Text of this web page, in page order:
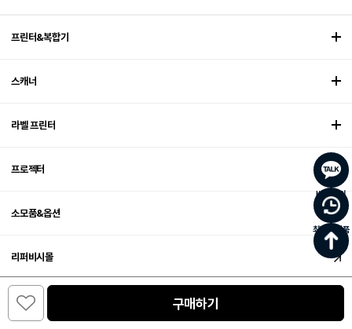
카테고리 홈
구매하기
프린터&복합기
스캐너
라벨 프린터
프로젝터
소모품&옵션
리퍼비시몰
엡손 렌탈 서비스
바로문의
최근 본 상품